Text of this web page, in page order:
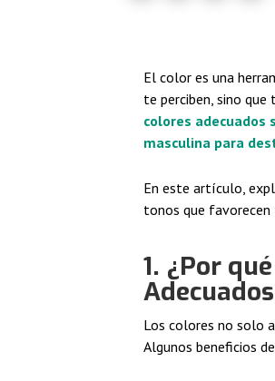
El color es una
te perciben, sino
colores adecuados
masculina para
En este artículo,
tonos que favorecen
1. ¿Por
Los colores no solo
Algunos beneficios